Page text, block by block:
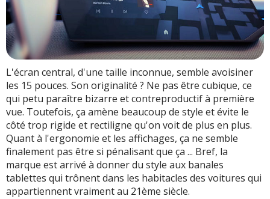
L'écran central, d'une taille inconnue, semble avoisiner
les 15 pouces. Son originalité ? Ne pas être cubique, ce
qui petu paraître bizarre et contreproductif à première
vue. Toutefois, ça amène beaucoup de style et évite le
côté trop rigide et rectiligne qu'on voit de plus en plus.
Quant à l'ergonomie et les affichages, ça ne semble
finalement pas être si pénalisant que ça ... Bref, la
marque est arrivé à donner du style aux banales
tablettes qui trônent dans les habitacles des voitures qui
appartiennent vraiment au 21ème siècle.